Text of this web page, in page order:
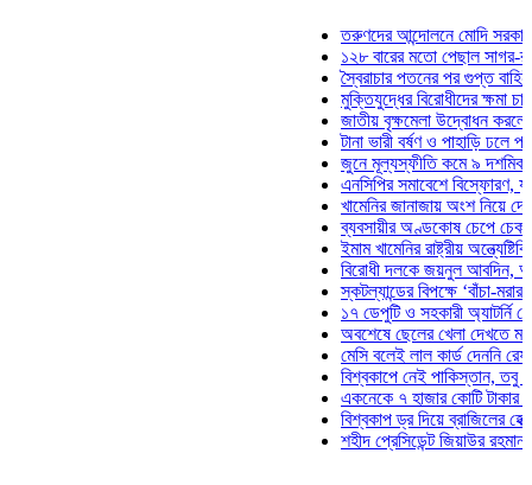
তরুণদের আন্দোলনে মোদি সরকার
১২৮ বারের মতো পেছাল সাগর-রুনি
স্বৈরাচার পতনের পর গুপ্ত বাহিনীর
মুক্তিযুদ্ধের বিরোধীদের ক্ষমা চাইতে
জাতীয় বৃক্ষমেলা উদ্বোধন করলেন
টানা ভারী বর্ষণ ও পাহাড়ি ঢলে
জুনে মূল্যস্ফীতি কমে ৯ দশমিক ১৬
এনসিপির সমাবেশে বিস্ফোরণ,
খামেনির জানাজায় অংশ নিয়ে দেশে
ব্যবসায়ীর অণ্ডকোষ চেপে চেক-
ইমাম খামেনির রাষ্ট্রীয়
বিরোধী দলকে জয়নুল আবদিন,
স্কটল্যান্ডের বিপক্ষে ‘বাঁচা-মরার
১৭ ডেপুটি ও সহকারী অ্যাটর্নি
অবশেষে ছেলের খেলা দেখতে মাঠে
মেসি বলেই লাল কার্ড দেননি রেফারি!
বিশ্বকাপে নেই পাকিস্তান, তবু
একনেকে ৭ হাজার কোটি টাকার ৫
বিশ্বকাপ ড্র দিয়ে ব্রাজিলের হেক্সা
শহীদ প্রেসিডেন্ট জিয়াউর রহমান